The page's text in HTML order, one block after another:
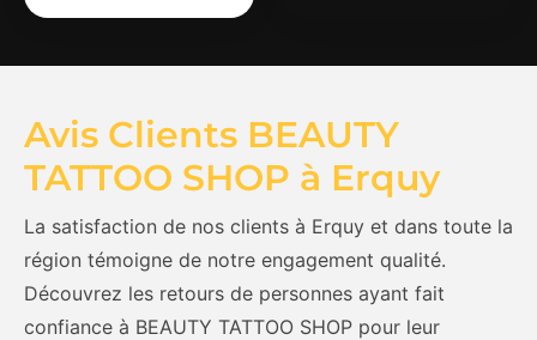
Avis Clients BEAUTY
TATTOO SHOP à Erquy
La satisfaction de nos clients à Erquy et dans toute la
région témoigne de notre engagement qualité.
Découvrez les retours de personnes ayant fait
confiance à BEAUTY TATTOO SHOP pour leur